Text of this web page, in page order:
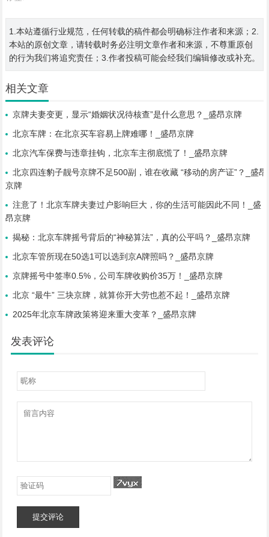
1.本站遵循行业规范，任何转载的稿件都会明确标注作者和来源；2.
本站的原创文章，请转载时务必注明文章作者和来源，不尊重原创
的行为我们将追究责任；3.作者投稿可能会经我们编辑修改或补充。
相关文章
京牌夫妻变更，显示“婚姻状况待核查”是什么意思？_盛昂京牌
北京车牌：在北京买车容易上牌难哪！_盛昂京牌
北京汽车保费与违章挂钩，北京车主彻底慌了！_盛昂京牌
北京四连豹子靓号京牌不足500副，谁在收藏 “移动的房产证”？_盛昂
京牌
注意了！北京车牌夫妻过户影响巨大，你的生活可能因此不同！_盛
昂京牌
揭秘：北京车牌摇号背后的“神秘算法”，真的公平吗？_盛昂京牌
北京车管所现在50选1可以选到京A牌照吗？_盛昂京牌
京牌摇号中签率0.5%，公司车牌收购价35万！_盛昂京牌
北京 “最牛” 三块京牌，就算你开大劳也惹不起！_盛昂京牌
2025年北京车牌政策将迎来重大变革？_盛昂京牌
发表评论
提交评论